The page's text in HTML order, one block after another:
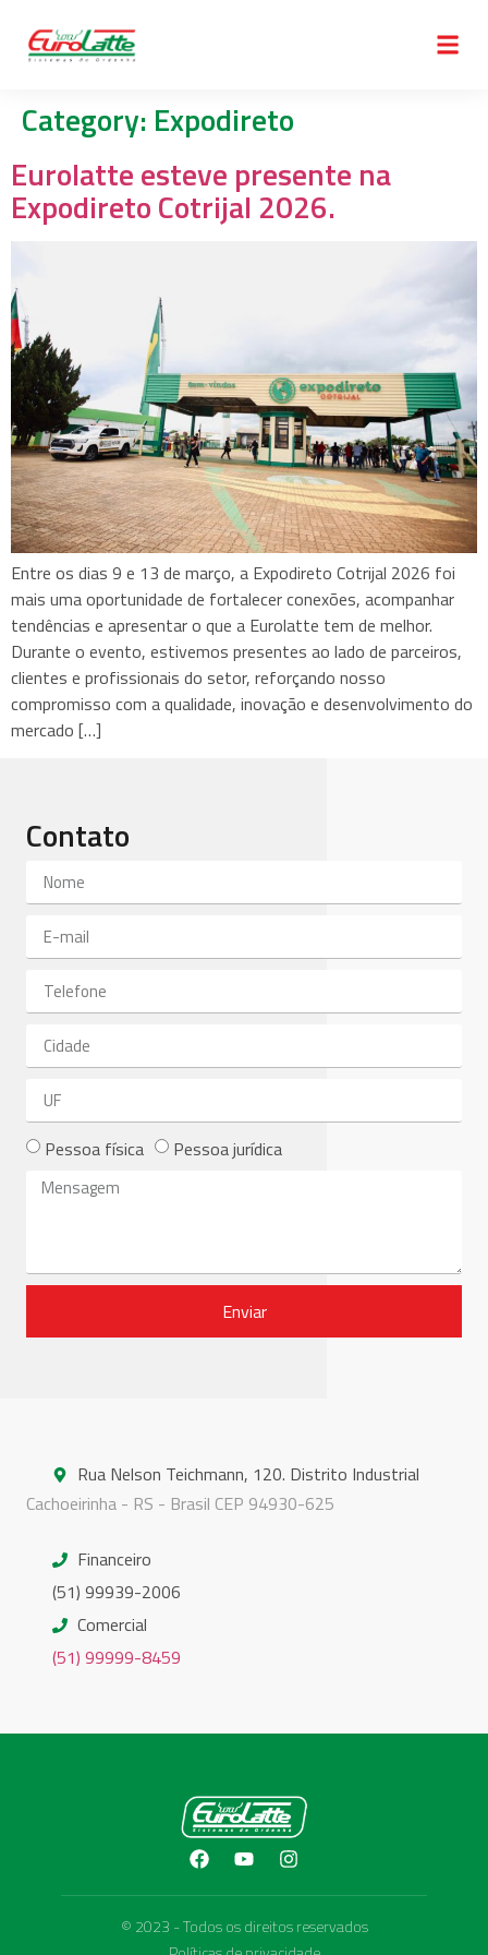
Category: Expodireto
Eurolatte esteve presente na
Expodireto Cotrijal 2026.
Entre os dias 9 e 13 de março, a Expodireto Cotrijal 2026 foi
mais uma oportunidade de fortalecer conexões, acompanhar
tendências e apresentar o que a Eurolatte tem de melhor.
Durante o evento, estivemos presentes ao lado de parceiros,
clientes e profissionais do setor, reforçando nosso
compromisso com a qualidade, inovação e desenvolvimento do
mercado […]
Contato
Pessoa física Pessoa jurídica
Enviar
Rua Nelson Teichmann, 120. Distrito Industrial
Cachoeirinha - RS - Brasil CEP 94930-625
Financeiro
(51) 99939-2006
Comercial
(51) 99999-8459
© 2023 - Todos os direitos reservados